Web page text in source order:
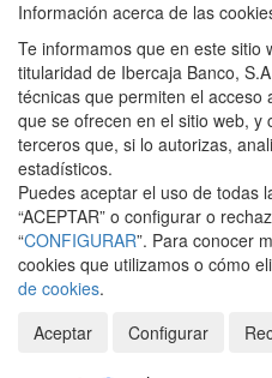
Información acerca de las
Te informamos que en este sitio
titularidad de Ibercaja Banco,
técnicas que permiten el acceso
que se ofrecen en el sitio web,
terceros que, si lo autorizas,
estadísticos.
Puedes aceptar el uso de todas
“ACEPTAR” o configurar o
“CONFIGURAR”. Para conocer
cookies que utilizamos o cómo
de cookies.
Aceptar
Configurar